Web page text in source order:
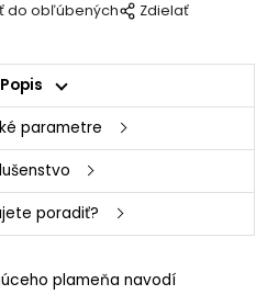
do obľúbených Zdielať
Popis
parametre
poradiť?
plameňa navodí